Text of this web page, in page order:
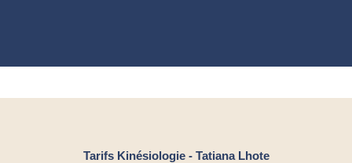
Tarifs Kinésiologie - Tatiana Lhote